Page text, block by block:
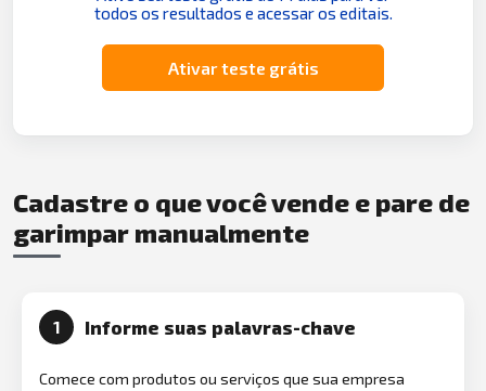
todos os resultados e acessar os editais.
Ativar teste grátis
Cadastre o que você vende e pare de
garimpar manualmente
1 Informe suas palavras-chave
Comece com produtos ou serviços que sua empresa